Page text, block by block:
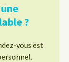
?
vous est